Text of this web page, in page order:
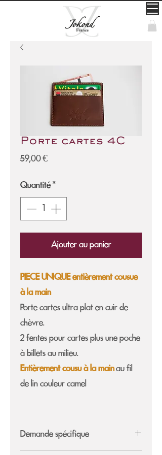
Porte cartes 4C
59,00 €Prix
Quantité *
Ajouter au panier
PIECE UNIQUE entièrement cousue
à la main
Porte cartes ultra plat en cuir de
chèvre.
2 fentes pour cartes plus une poche
à billets au milieu.
Entièrement cousu à la mainau fil
de lin couleur camel
Demande spécifique